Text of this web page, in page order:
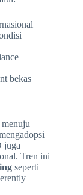
bekas
juga
Tren ini
seperti